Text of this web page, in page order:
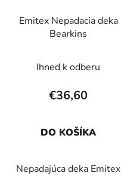
Emitex Nepadacia deka
Bearkins
Ihned k odberu
€36,60
DO KOŠÍKA
Nepadajúca deka Emitex